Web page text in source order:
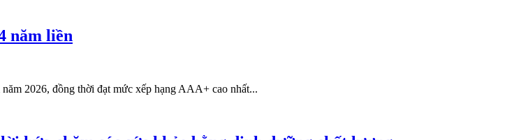
năm liền
2026, đồng thời đạt mức xếp hạng AAA+ cao nhất...